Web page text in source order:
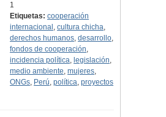
1
Etiquetas: cooperación
internacional ,cultura chicha,
derechos humanos,desarrollo,
fondos de cooperación,
incidencia política, legislación,
medio ambiente,mujeres,
ONGs, Perú,política,proyectos